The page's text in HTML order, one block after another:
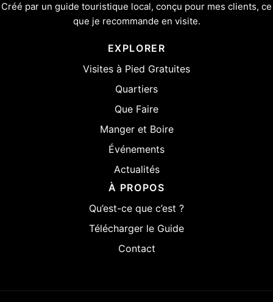
Créé par un guide touristique local, conçu pour mes clients, ce
que je recommande en visite.
EXPLORER
Visites à Pied Gratuites
Quartiers
Que Faire
Manger et Boire
Événements
Actualités
À PROPOS
Qu’est-ce que c’est ?
Télécharger le Guide
Contact